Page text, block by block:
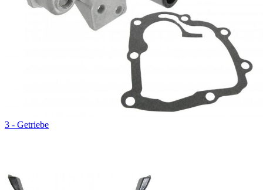
3 - Getriebe